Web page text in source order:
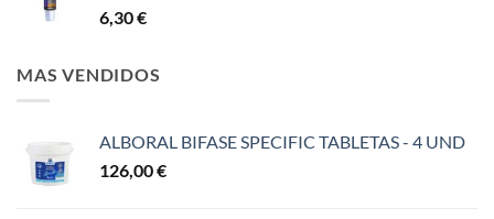
6,30€
MAS VENDIDOS
ALBORAL BIFASE SPECIFIC TABLETAS - 4 UND
126,00€